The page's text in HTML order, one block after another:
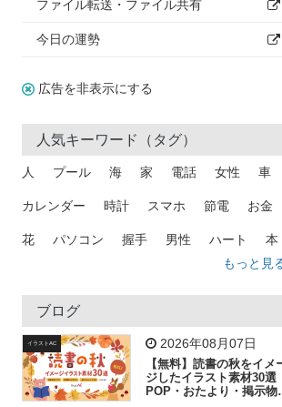
ファイル転送・ファイル共有
今日の運勢
広告を非表示にする
人気キーワード（タグ）
人 プール 海 家 電話 女性 車
カレンダー 時計 スマホ 節電 お金
花 パソコン 握手 男性 ハート 本
トラック 木
吹き出し
飛行機 グラフ ビル 魚 家族 書類
歩く 工場 会社 太陽 キラキラ
もっと見
ブログ
イラストAC 2026年08月07日
【無料】読書の秋をイメ
ジしたイラスト素材30選｜
POP・おたより・掲示物